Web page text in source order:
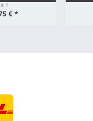
1
€ *